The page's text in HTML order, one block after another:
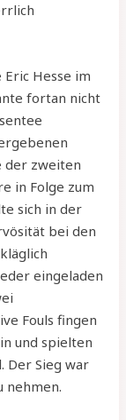
Hesse im
fortan nicht
der zweiten
in Folge zum
sich in der
bei den
eingeladen
Fouls fingen
und spielten
Der Sieg war
nehmen.